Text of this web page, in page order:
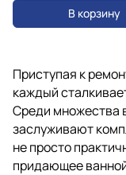
В корзину
Приступая к
каждый
Среди множества
заслуживают
не просто
придающее